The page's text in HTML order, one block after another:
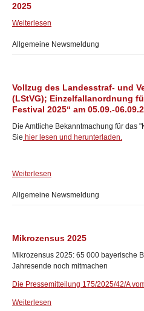
2025
Weiterlesen
Allgemeine Newsmeldung
Vollzug des Landesstraf- und
(LStVG); Einzelfallanordnung
Festival 2025“ am 05.09.-
Die Amtliche Bekanntmachung für das
Sie hier lesen und herunterladen.
Weiterlesen
Allgemeine Newsmeldung
Mikrozensus 2025
Mikrozensus 2025: 65 000 bayerische
Jahresende noch mitmachen
Die Pressemitteilung 175/2025/42/A
Weiterlesen